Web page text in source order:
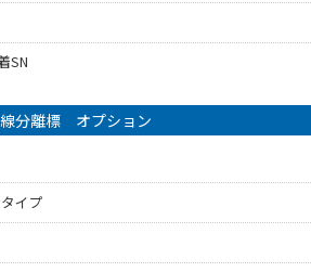
SN
分離標 オプション
イプ